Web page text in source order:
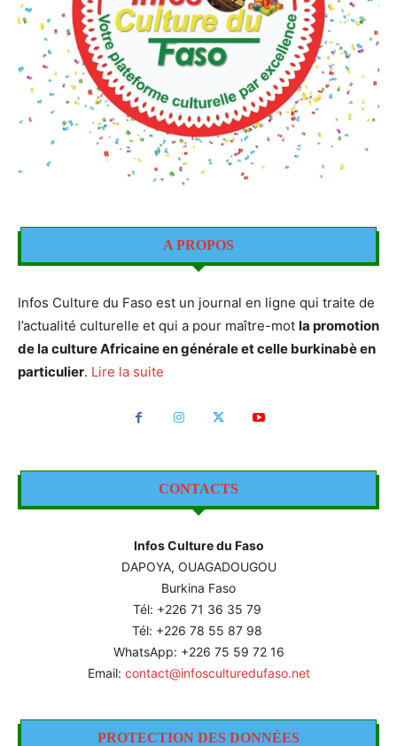
A PROPOS
Infos Culture du Faso est un journal en ligne qui traite de
l’actualité culturelle et qui a pour maître-mot la promotion
de la culture Africaine en générale et celle burkinabè en
particulier. Lire la suite
CONTACTS
Infos Culture du Faso
DAPOYA, OUAGADOUGOU
Burkina Faso
Tél: +226 71 36 35 79
Tél: +226 78 55 87 98
WhatsApp: +226 75 59 72 16
Email: contact@infosculturedufaso.net
PROTECTION DES DONNÉES